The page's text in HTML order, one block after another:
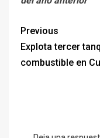
Previous
Explota tercer
combustible en